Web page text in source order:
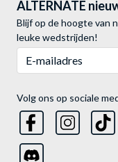
ALTERNATE
Blijf op de hoogte van
leuke wedstrijden!
Volg ons op sociale